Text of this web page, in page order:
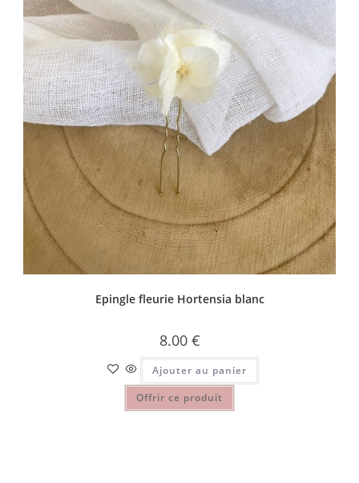
Epingle fleurie Hortensia blanc
8.00 €
Ajouter au panier
Offrir ce produit